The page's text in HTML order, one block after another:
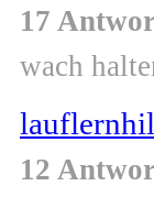
17
wach
12